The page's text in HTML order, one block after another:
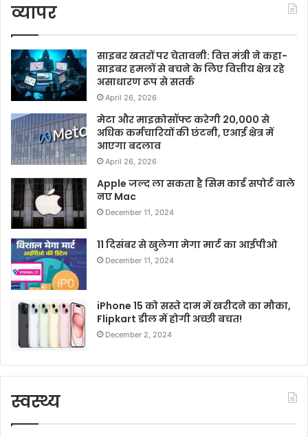
व्यापर
साइबर खतरों पर चेतावनी: वित्त मंत्री ने कहा-
साइबर हमलों से बचने के लिए वित्तीय क्षेत्र रहे
असाधारण रूप से सतर्क
April 26, 2026
मेटा और माइक्रोसॉफ्ट करेगी 20,000 से
अधिक कर्मचारियों की छंटनी, एआई क्षेत्र में
आएगा बदलाव
April 26, 2026
Apple जल्द ला सकता है सिम कार्ड सपोर्ट वाले
नए Mac
December 11, 2024
11 दिसंबर से खुलेगा मेगा मार्ट का आईपीओ
December 11, 2024
iPhone 15 को सस्ते दाम में खरीदने का मौका,
Flipkart डील में होगी अच्छी बचत!
December 2, 2024
स्वस्थ्य